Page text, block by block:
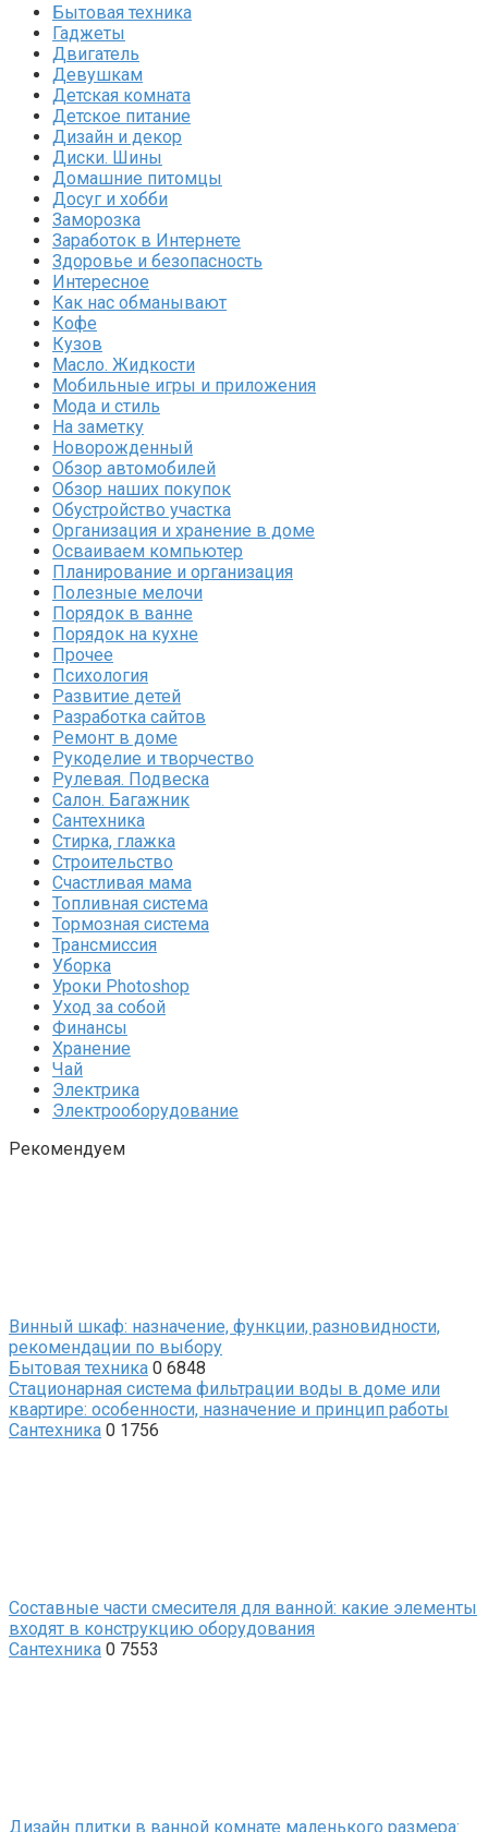
Бытовая техника
Гаджеты
Двигатель
Девушкам
Детская комната
Детское питание
Дизайн и декор
Диски. Шины
Домашние питомцы
Досуг и хобби
Заморозка
Заработок в Интернете
Здоровье и безопасность
Интересное
Как нас обманывают
Кофе
Кузов
Масло. Жидкости
Мобильные игры и приложения
Мода и стиль
На заметку
Новорожденный
Обзор автомобилей
Обзор наших покупок
Обустройство участка
Организация и хранение в доме
Осваиваем компьютер
Планирование и организация
Полезные мелочи
Порядок в ванне
Порядок на кухне
Прочее
Психология
Развитие детей
Разработка сайтов
Ремонт в доме
Рукоделие и творчество
Рулевая. Подвеска
Салон. Багажник
Сантехника
Стирка, глажка
Строительство
Счастливая мама
Топливная система
Тормозная система
Трансмиссия
Уборка
Уроки Photoshop
Уход за собой
Финансы
Хранение
Чай
Электрика
Электрооборудование
Рекомендуем
Винный шкаф: назначение, функции, разновидности,
рекомендации по выбору
Бытовая техника 0 6848
Стационарная система фильтрации воды в доме или
квартире: особенности, назначение и принцип работы
Сантехника 0 1756
Составные части смесителя для ванной: какие элементы
входят в конструкцию оборудования
Сантехника 0 7553
Дизайн плитки в ванной комнате маленького размера: